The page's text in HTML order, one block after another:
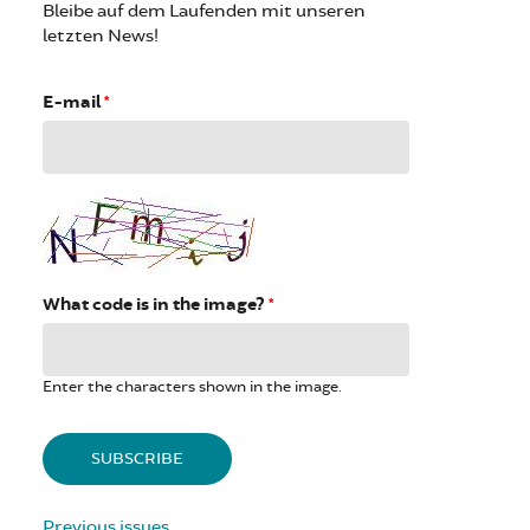
Bleibe auf dem Laufenden mit unseren
letzten News!
E-mail*
What code is in the image? *
Enter the characters shown in the image.